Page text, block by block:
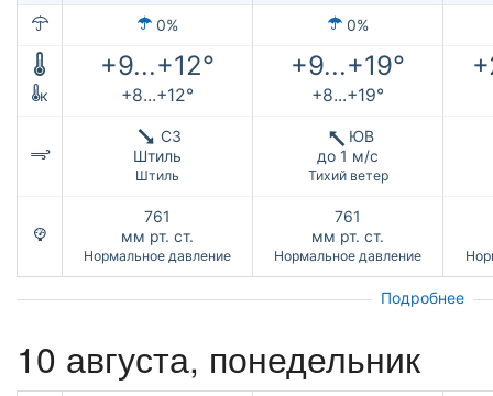
0% 0%
+9...+12° +9...+19°
к +8...+12° +8...+19°
СЗ
Штиль
Штиль
ЮВ
до 1 м/с
Тихий ветер
761
мм рт. ст.
Нормальное давление
761
мм рт. ст.
Нормальное давление
Подробнее
10 августа, понедельник